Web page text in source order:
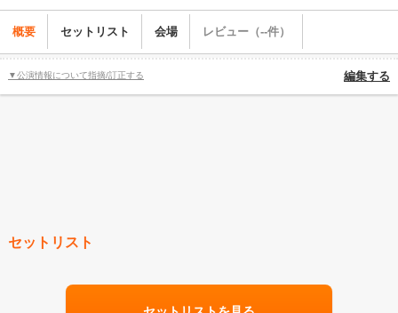
概要 セットリスト 会場 レビュー（--件）
▼公演情報について指摘/訂正する 編集する
セットリスト